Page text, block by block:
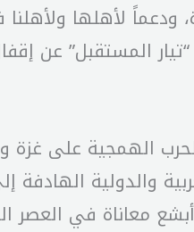
ودعماً لأهلها
المستقبل” عن
الهمجية على
والدولية
معاناة في العصر